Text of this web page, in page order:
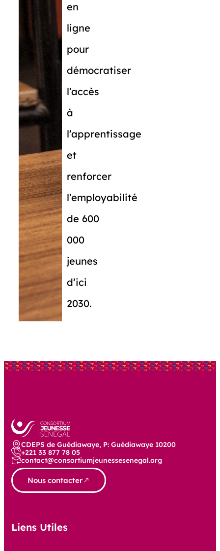
en
ligne
pour
démocratiser
l’accès
à
l’apprentissage
et
renforcer
l’employabilité
de 600
000
jeunes
d’ici
2030.
CDEPS de Guédiawaye, P: Guédiawaye 10200
+221 33 877 78 05
contact@consortiumjeunessesenegal.org
Nous contacter
Liens Utiles